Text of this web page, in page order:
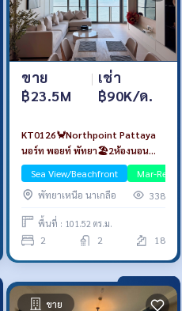
ขาย
฿23.5M
| เช่า
฿90K/ด.
KT0126🦀Northpoint Pattaya
นอร์ท พอยท์ พัทยา🏖️2ห้องนอน
101ตรม ตึก A🌊วิวทะเล พร้อม
เฟอร์นิเจอร์
Sea View/Beachfront
Mar-Rent
พัทยาเหนือ นาเกลือ
338
พื้นที่ : 101.52 ตร.ม.
2 2 18
ขาย